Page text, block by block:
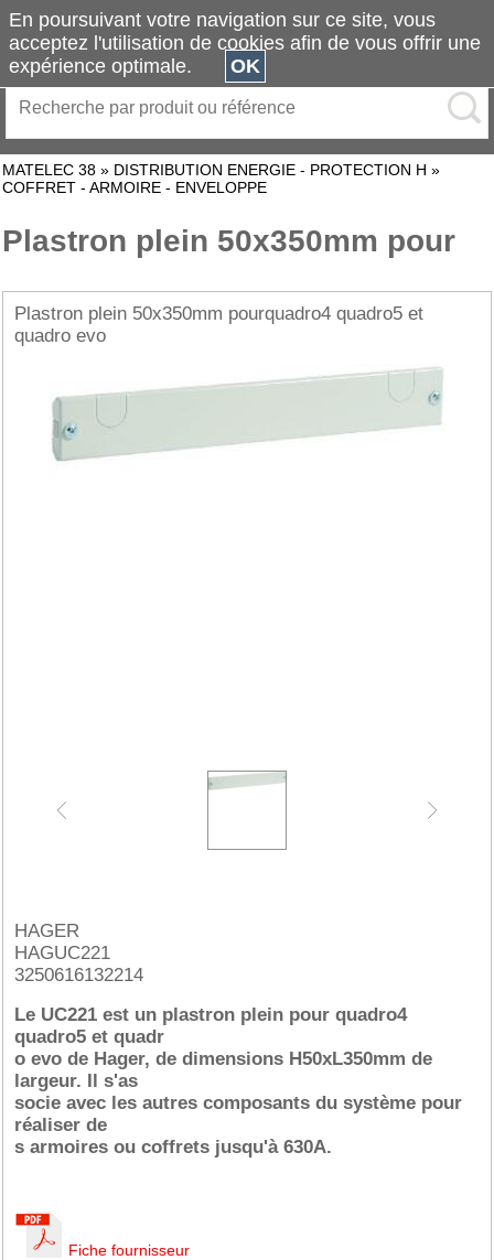
MATELEC 38 » DISTRIBUTION ENERGIE - PROTECTION H »
COFFRET - ARMOIRE - ENVELOPPE
Plastron plein 50x350mm pour
Plastron plein 50x350mm pourquadro4 quadro5 et
quadro evo
HAGER
HAGUC221
3250616132214
Le UC221 est un plastron plein pour quadro4
quadro5 et quadr
o evo de Hager, de dimensions H50xL350mm de
largeur. Il s'as
socie avec les autres composants du système pour
réaliser de
s armoires ou coffrets jusqu'à 630A.
Fiche fournisseur
En poursuivant votre navigation sur ce site, vous
acceptez l'utilisation de cookies afin de vous offrir une
expérience optimale.
OK